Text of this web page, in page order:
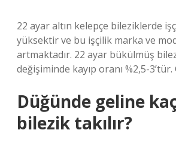
22 ayar altın kelepçe bileziklerde
yüksektir ve bu işçilik marka ve
artmaktadır. 22 ayar bükülmüş
değişiminde kayıp oranı %2,5-
Düğünde geline
bilezik takılır?